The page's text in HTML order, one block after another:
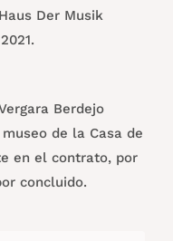
Der Musik
Berdejo
de la Casa de
en el contrato, por
concluido.